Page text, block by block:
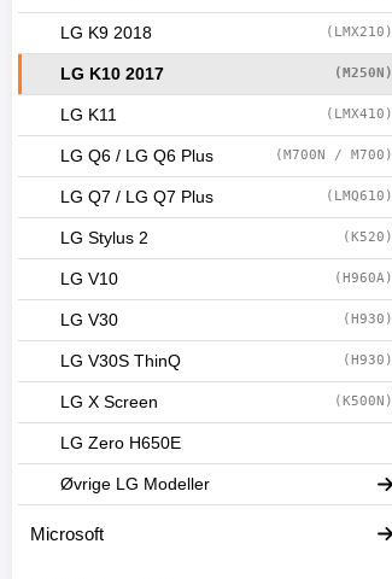
LG K9 2018 (LMX210)
LG K10 2017 (M250N)
LG K11 (LMX410)
LG Q6 / LG Q6 Plus (M700N / M700)
LG Q7 / LG Q7 Plus (LMQ610)
LG Stylus 2 (K520)
LG V10 (H960A)
LG V30 (H930)
LG V30S ThinQ (H930)
LG X Screen (K500N)
LG Zero H650E
Øvrige LG Modeller
Microsoft